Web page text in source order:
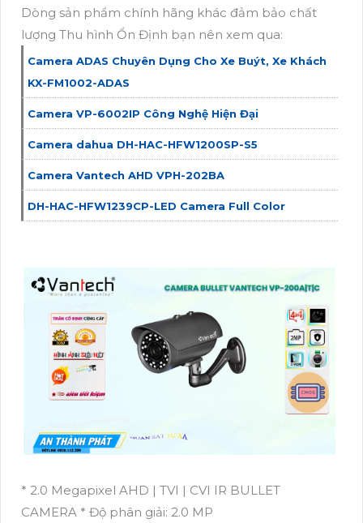
Dòng sản phẩm chính hãng khác đảm bảo chất
lượng Thu hình Ổn Định bạn nên xem qua:
Camera ADAS Chuyên Dụng Cho Xe Buýt, Xe Khách
KX-FM1002-ADAS
Camera VP-6002IP Công Nghệ Hiện Đại
Camera dahua DH-HAC-HFW1200SP-S5
Camera Vantech AHD VPH-202BA
DH-HAC-HFW1239CP-LED Camera Full Color
* 2.0 Megapixel AHD | TVI | CVI IR BULLET
CAMERA * Độ phân giải: 2.0 MP